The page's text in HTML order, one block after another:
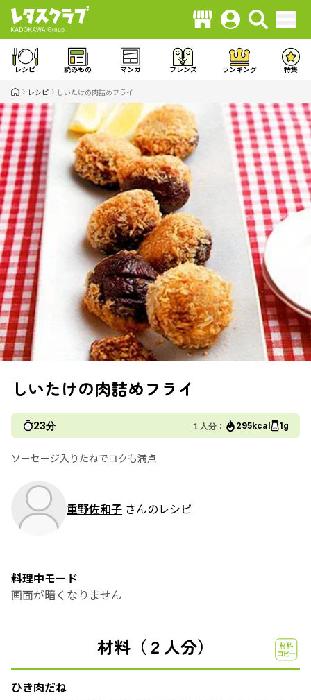
レシピ 読みもの マンガ フレンズ ランキング 特集
レシピ しいたけの肉詰めフライ
しいたけの肉詰めフライ
23分 １人分： 295kcal 1g
ソーセージ入りたねでコクも満点
重野佐和子 さんのレシピ
料理中モード
画面が暗くなりません
材料（２人分）
ひき肉だね